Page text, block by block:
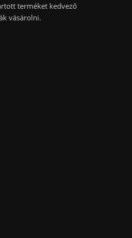
terméket kedvező
vásárolni.